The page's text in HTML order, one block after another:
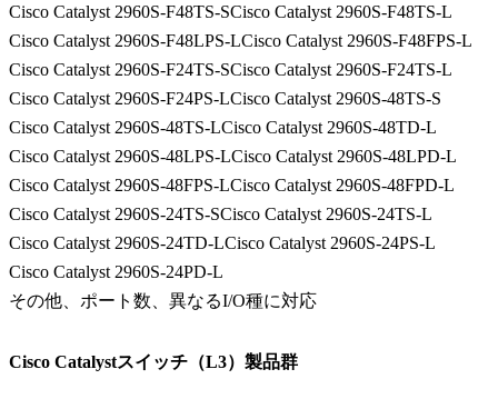
Cisco Catalyst 2960S-F48TS-SCisco Catalyst 2960S-F48TS-L
Cisco Catalyst 2960S-F48LPS-LCisco Catalyst 2960S-F48FPS-L
Cisco Catalyst 2960S-F24TS-SCisco Catalyst 2960S-F24TS-L
Cisco Catalyst 2960S-F24PS-LCisco Catalyst 2960S-48TS-S
Cisco Catalyst 2960S-48TS-LCisco Catalyst 2960S-48TD-L
Cisco Catalyst 2960S-48LPS-LCisco Catalyst 2960S-48LPD-L
Cisco Catalyst 2960S-48FPS-LCisco Catalyst 2960S-48FPD-L
Cisco Catalyst 2960S-24TS-SCisco Catalyst 2960S-24TS-L
Cisco Catalyst 2960S-24TD-LCisco Catalyst 2960S-24PS-L
Cisco Catalyst 2960S-24PD-L
その他、ポート数、異なるI/O種に対応
Cisco Catalystスイッチ（L3）製品群